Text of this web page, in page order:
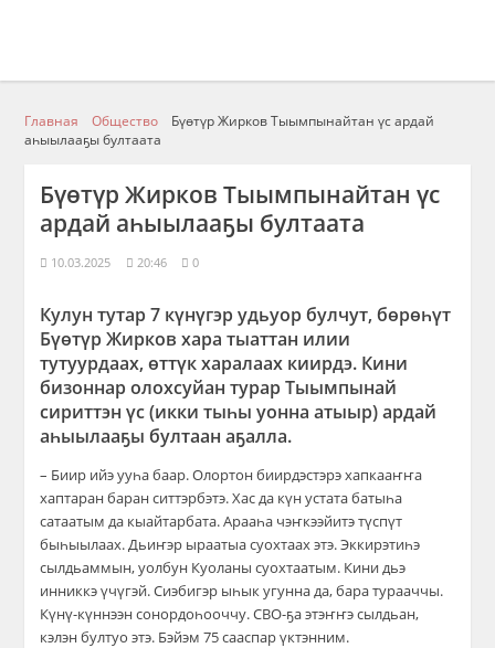
Главная Общество
Бүөтүр Жирков Тыымпынайтан үс ардай
аһыылааҕы бултаата
Бүөтүр Жирков Тыымпынайтан үс
ардай аһыылааҕы бултаата
10.03.2025 20:46 0
Кулун тутар 7 күнүгэр удьуор булчут, бөрөһүт
Бүөтүр Жирков хара тыаттан илии
тутуурдаах, өттүк харалаах киирдэ. Кини
бизоннар олохсуйан турар Тыымпынай
сириттэн үс (икки тыһы уонна атыыр) ардай
аһыылааҕы бултаан аҕалла.
– Биир ийэ ууһа баар. Олортон биирдэстэрэ хапкааҥҥа
хаптаран баран ситтэрбэтэ. Хас да күн устата батыһа
сатаатым да кыайтарбата. Арааһа чэҥкээйитэ түспүт
быһыылаах. Дьиҥэр ыраатыа суохтаах этэ. Эккирэтиһэ
сылдьаммын, уолбун Куоланы суохтаатым. Кини дьэ
инниккэ үчүгэй. Сиэбигэр ыһык угунна да, бара турааччы.
Күнү-күннээн сонордоһооччу. СВО-ҕа этэҥҥэ сылдьан,
кэлэн бултуо этэ. Бэйэм 75 сааспар үктэнним.